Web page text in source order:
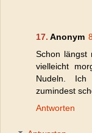
Anonym
Schon längst
vielleicht
Nudeln.
zumindest
Antworten